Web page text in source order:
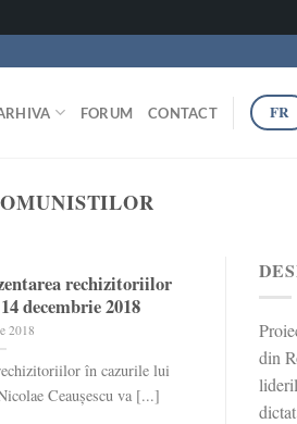
FORUM CONTACT FR
rechizitoriilor
decembrie 2018
2018
în cazurile lui
Ceaușescu va [...]
din